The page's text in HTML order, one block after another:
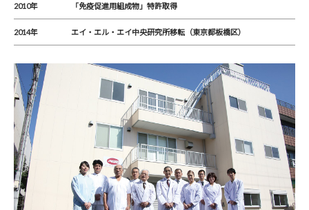
2010年 「免疫促進用組成物」特許取得
2014年 エイ・エル・エイ中央研究所移転（東京都板橋区）